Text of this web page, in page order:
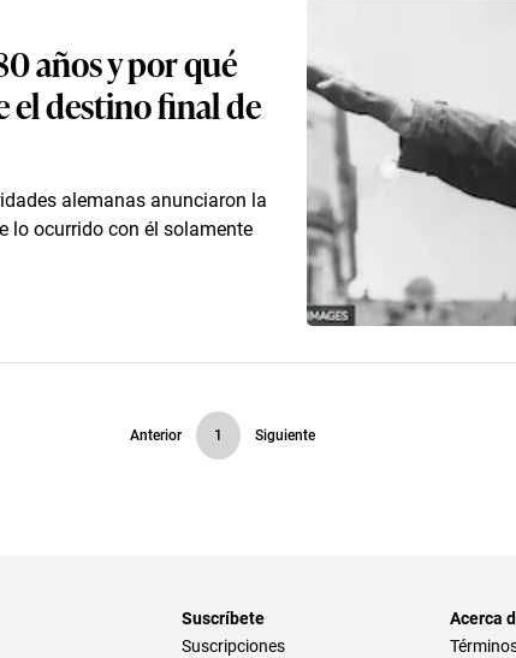
años y por qué
destino final de
alemanas anunciaron la
lo ocurrido con él solamente
Anterior 1 Siguiente
Suscríbete
Suscripciones
Acerca